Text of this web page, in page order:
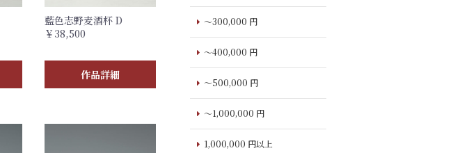
藍色志野麦酒杯 D
￥38,500
作品詳細
～300,000 円
～400,000 円
～500,000 円
～1,000,000 円
1,000,000 円以上